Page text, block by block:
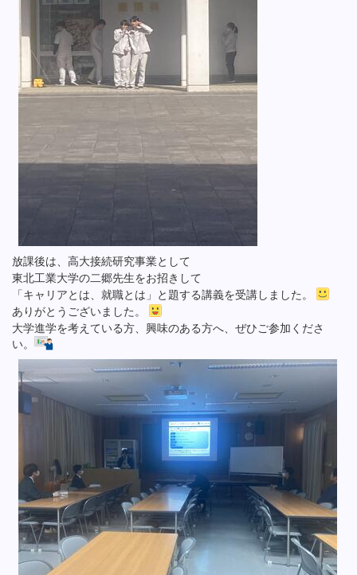
放課後は、高大接続研究事業として
東北工業大学の二郷先生をお招きして
「キャリアとは、就職とは」と題する講義を受講しました。
ありがとうございました。
大学進学を考えている方、興味のある方へ、ぜひご参加くださ
い。